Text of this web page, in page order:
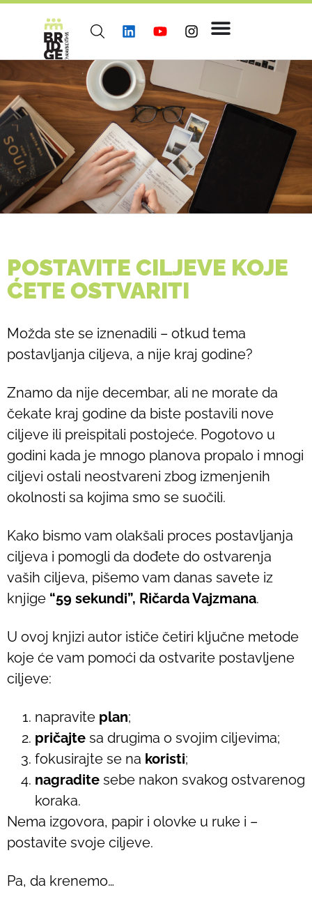
POSTAVITE CILJEVE KOJE
ĆETE OSTVARITI
Možda ste se iznenadili – otkud tema
postavljanja ciljeva, a nije kraj godine?
Znamo da nije decembar, ali ne morate da
čekate kraj godine da biste postavili nove
ciljeve ili preispitali postojeće. Pogotovo u
godini kada je mnogo planova propalo i mnogi
ciljevi ostali neostvareni zbog izmenjenih
okolnosti sa kojima smo se suočili.
Kako bismo vam olakšali proces postavljanja
ciljeva i pomogli da dođete do ostvarenja
vaših ciljeva, pišemo vam danas savete iz
knjige “59 sekundi”, Ričarda Vajzmana.
U ovoj knjizi autor ističe četiri ključne metode
koje će vam pomoći da ostvarite postavljene
ciljeve:
napravite plan;
pričajte sa drugima o svojim ciljevima;
fokusirajte se na koristi;
nagradite sebe nakon svakog ostvarenog
koraka.
Nema izgovora, papir i olovke u ruke i –
postavite svoje ciljeve.
Pa, da krenemo…